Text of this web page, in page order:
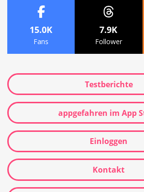
15.0K
Fans
7.9K
Follower
Testberichte
appgefahren im App
Einloggen
Kontakt